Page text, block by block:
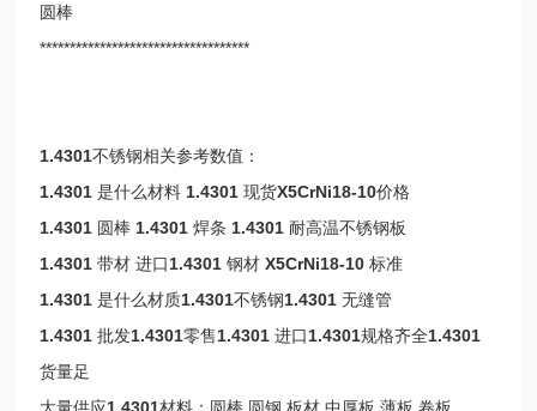
圆棒
***********************************
1.4301不锈钢相关参考数值：
1.4301 是什么材料 1.4301 现货X5CrNi18-10价格
1.4301 圆棒 1.4301 焊条 1.4301耐高温不锈钢板
1.4301 带材 进口1.4301 钢材X5CrNi18-10 标准
1.4301 是什么材质1.4301不锈钢1.4301 无缝管
1.4301 批发1.4301零售1.4301 进口1.4301规格齐全1.4301
货量足